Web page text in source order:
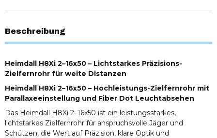
Beschreibung
Heimdall H8Xi 2–16x50 – Lichtstarkes Präzisions-
Zielfernrohr für weite Distanzen
Heimdall H8Xi 2–16x50 – Hochleistungs-Zielfernrohr mit
Parallaxeeinstellung und Fiber Dot Leuchtabsehen
Das Heimdall H8Xi 2–16x50 ist ein leistungsstarkes,
lichtstarkes Zielfernrohr für anspruchsvolle Jäger und
Schützen, die Wert auf Präzision, klare Optik und